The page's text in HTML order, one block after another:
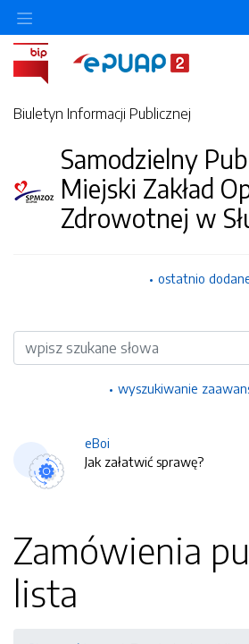
Biuletyn Informacji Publicznej
Samodzielny
Miejski Zakład
Zdrowotnej w
ostatnio
Wyszukiwarka
wyszukiwanie
eBoi
Jak załatwić sprawę?
Zamówienia
lista